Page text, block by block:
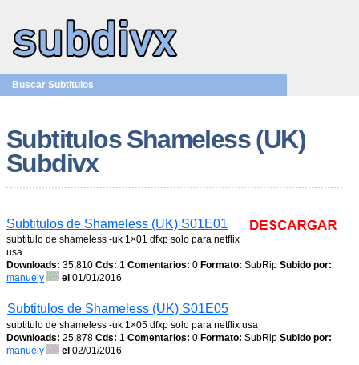
Buscar Subtitulos
Subtitulos Shameless (UK)
Subdivx
Subtitulos de Shameless (UK) S01E01
subtitulo de shameless -uk 1×01 dfxp solo para netflix
usa
Downloads: 35,810 Cds: 1 Comentarios: 0 Formato: SubRip Subido por:
manuely
el 01/01/2016
Subtitulos de Shameless (UK) S01E05
subtitulo de shameless -uk 1×05 dfxp solo para netflix usa
Downloads: 25,878 Cds: 1 Comentarios: 0 Formato: SubRip Subido por:
manuely
el 02/01/2016